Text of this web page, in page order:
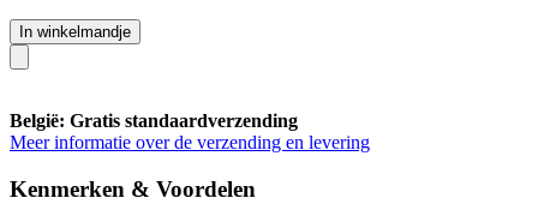
In winkelmandje
België: Gratis standaardverzending
Meer informatie over de verzending en levering
Kenmerken & Voordelen